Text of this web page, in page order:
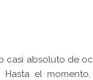
casi absoluto de
Hasta el